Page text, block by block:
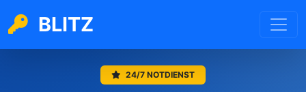
BLITZ
24/7 NOTDIENST